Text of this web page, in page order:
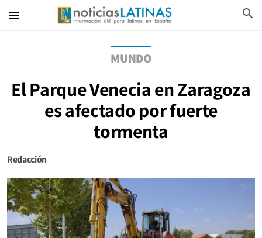
menu search
MUNDO
El Parque Venecia en Zaragoza
es afectado por fuerte
tormenta
Redacción